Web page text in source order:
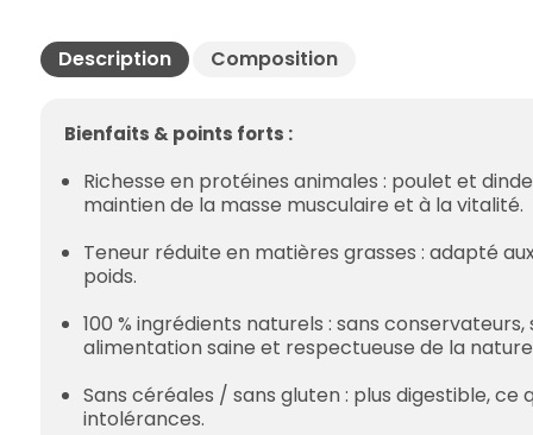
Description Composition
Bienfaits & points forts :
Richesse en protéines animales : poulet et
maintien de la masse musculaire et à la vitalité.
Teneur réduite en matières grasses : adapté
poids.
100 % ingrédients naturels : sans
alimentation saine et respectueuse de la
Sans céréales / sans gluten : plus digestible,
intolérances.